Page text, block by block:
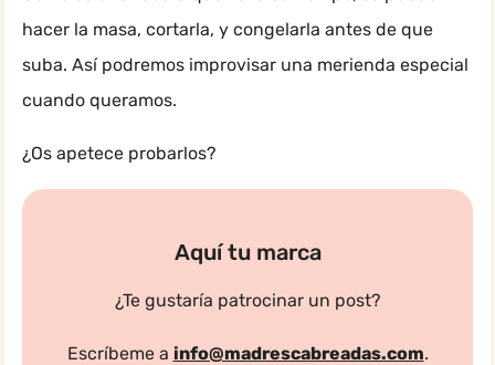
hacer la masa, cortarla, y congelarla antes de que
suba. Así podremos improvisar una merienda especial
cuando queramos.
¿Os apetece probarlos?
Aquí tu marca
¿Te gustaría patrocinar un post?
Escríbeme a info@madrescabreadas.com.